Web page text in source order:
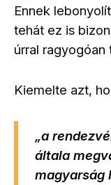
Ennek
tehát ez is
úrral
Kiemelte azt,
„a
általa
magyarság